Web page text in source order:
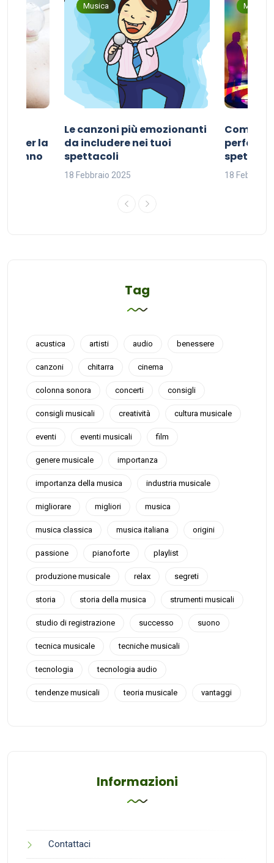
per la
sonno
Musica
Le canzoni più emozionanti
da includere nei tuoi
spettacoli
18 Febbraio 2025
Musica
Come
perfetta
18 Febbraio
Tag
acustica artisti audio benessere
canzoni chitarra cinema
colonna sonora concerti consigli
consigli musicali creatività cultura musicale
eventi eventi musicali film
genere musicale importanza
importanza della musica industria musicale
migliorare migliori musica
musica classica musica italiana origini
passione pianoforte playlist
produzione musicale relax segreti
storia storia della musica strumenti musicali
studio di registrazione successo suono
tecnica musicale tecniche musicali
tecnologia tecnologia audio
tendenze musicali teoria musicale vantaggi
Informazioni
Contattaci